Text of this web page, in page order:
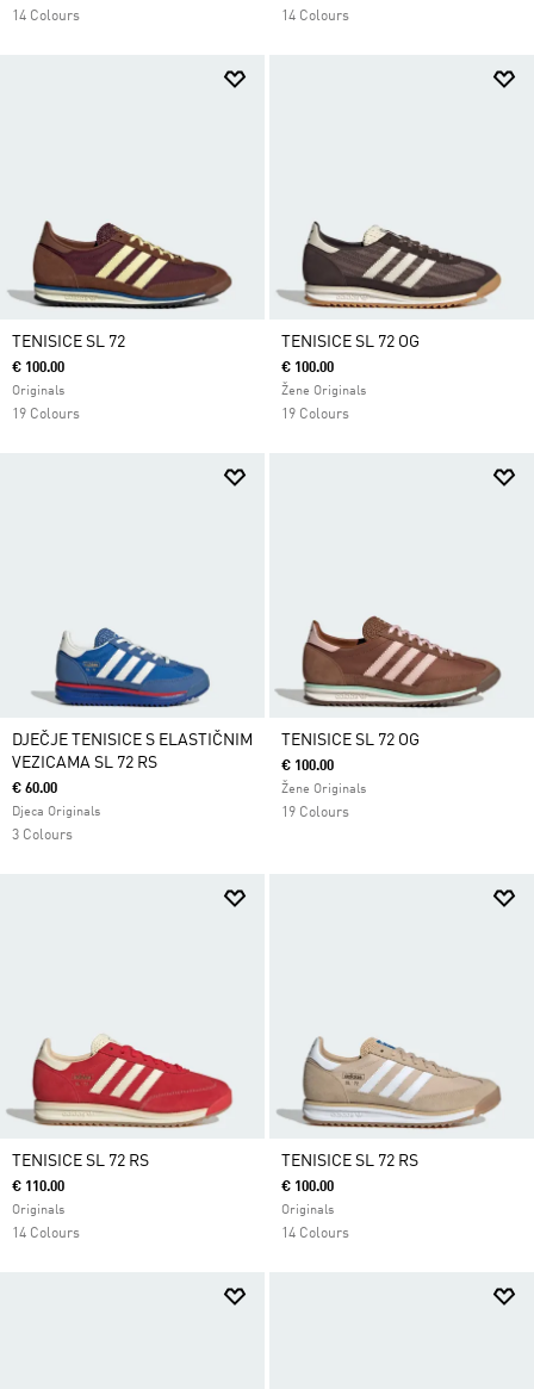
14 Colours 14 Colours
TENISICE SL 72
€ 100.00
Originals
19 Colours
TENISICE SL 72 OG
€ 100.00
Žene Originals
19 Colours
DJEČJE TENISICE S ELASTIČNIM
VEZICAMA SL 72 RS
€ 60.00
Djeca Originals
3 Colours
TENISICE SL 72 OG
€ 100.00
Žene Originals
19 Colours
TENISICE SL 72 RS
€ 110.00
Originals
14 Colours
TENISICE SL 72 RS
€ 100.00
Originals
14 Colours